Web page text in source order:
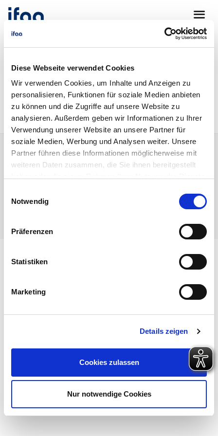
Diese Webseite verwendet Cookies
Wir verwenden Cookies, um Inhalte und Anzeigen zu
personalisieren, Funktionen für soziale Medien anbieten
zu können und die Zugriffe auf unsere Website zu
analysieren. Außerdem geben wir Informationen zu Ihrer
Verwendung unserer Website an unsere Partner für
soziale Medien, Werbung und Analysen weiter. Unsere
Partner führen diese Informationen möglicherweise mit
weiteren Daten zusammen, die Sie ihnen bereitgestellt
Notwendig
Präferenzen
Statistiken
Marketing
Details zeigen
Cookies zulassen
Nur notwendige Cookies
Wir haben folgenden Download für Sie
gefunden:
ifaa_Zahlen_Daten_Fakten_Generation_Y.pdf
© 2026ifaa – Institut für angewandte Arbeitswissenschaft e. V.
Datenschutz
Impressum